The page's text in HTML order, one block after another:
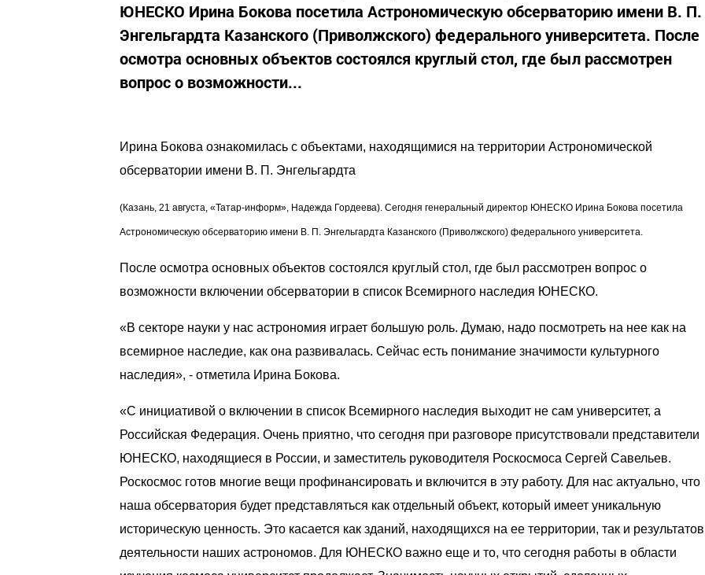
ЮНЕСКО Ирина Бокова посетила Астрономическую обсерваторию имени В. П.
Энгельгардта Казанского (Приволжского) федерального университета. После
осмотра основных объектов состоялся круглый стол, где был рассмотрен
вопрос о возможности...
Ирина Бокова ознакомилась с объектами, находящимися на территории Астрономической
обсерватории имени В. П. Энгельгардта
(Казань, 21 августа, «Татар-информ», Надежда Гордеева). Сегодня генеральный директор ЮНЕСКО Ирина Бокова посетила
Астрономическую обсерваторию имени В. П. Энгельгардта Казанского (Приволжского) федерального университета.
После осмотра основных объектов состоялся круглый стол, где был рассмотрен вопрос о
возможности включении обсерватории в список Всемирного наследия ЮНЕСКО.
«В секторе науки у нас астрономия играет большую роль. Думаю, надо посмотреть на нее как на
всемирное наследие, как она развивалась. Сейчас есть понимание значимости культурного
наследия», - отметила Ирина Бокова.
«С инициативой о включении в список Всемирного наследия выходит не сам университет, а
Российская Федерация. Очень приятно, что сегодня при разговоре присутствовали представители
ЮНЕСКО, находящиеся в России, и заместитель руководителя Роскосмоса Сергей Савельев.
Роскосмос готов многие вещи профинансировать и включится в эту работу. Для нас актуально, что
наша обсерватория будет представляться как отдельный объект, который имеет уникальную
историческую ценность. Это касается как зданий, находящихся на ее территории, так и результатов
деятельности наших астрономов. Для ЮНЕСКО важно еще и то, что сегодня работы в области